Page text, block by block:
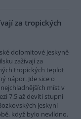
za tropických
dolomitové jeskyně
zažívají za
tropických teplot
nápor. Jde sice o
míst v
7,5 až devíti stupni
jeskyní
když bylo nevlídno.